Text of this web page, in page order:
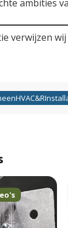
ambities
verwijzen
HVAC&R